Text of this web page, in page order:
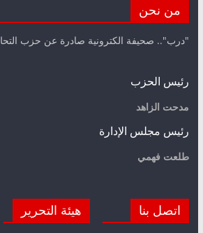
من نحن
"درب".. صحيفة الكترونية صادرة عن حزب
رئيس الحزب
مدحت الزاهد
رئيس مجلس الإدارة
طلعت فهمي
اتصل بنا هيئة التحرير